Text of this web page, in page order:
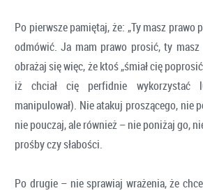
Po pierwsze pamiętaj, że: „Ty masz prawo
odmówić. Ja mam prawo prosić, ty masz
obrażaj się więc, że ktoś „śmiał cię
iż chciał cię perfidnie wykorzystać
manipulował). Nie atakuj proszącego, nie
nie pouczaj, ale również – nie poniżaj go,
prośby czy słabości.
Po drugie – nie sprawiaj wrażenia, że